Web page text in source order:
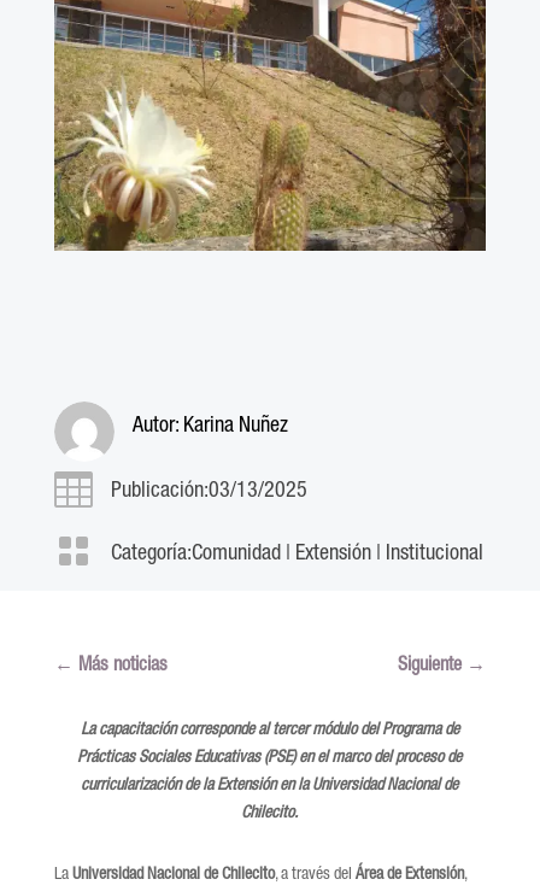
Autor: Karina Nuñez
 Publicación:03/13/2025
 Categoría:Comunidad Extensión| Institucional
← Más noticias Siguiente →
La capacitación corresponde al tercer módulo del Programa de
Prácticas Sociales Educativas (PSE) en el marco del proceso de
curricularización de la Extensión en la Universidad Nacional de
Chilecito.
La Universidad Nacional de Chilecito, a través del Área de Extensión,